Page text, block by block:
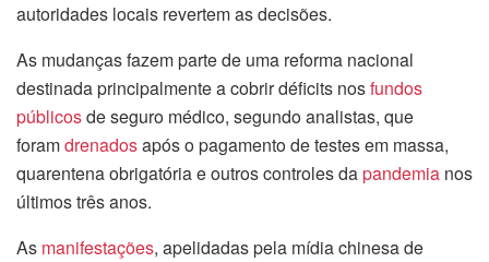
autoridades locais revertem as decisões.
As mudanças fazem parte de uma reforma nacional
destinada principalmente a cobrir déficits nosfundos
públicosde seguro médico, segundo analistas, que
foramdrenadosapós o pagamento de testes em massa,
quarentena obrigatória e outros controles dapandemia nos
últimos três anos.
As manifestações, apelidadas pela mídia chinesa de